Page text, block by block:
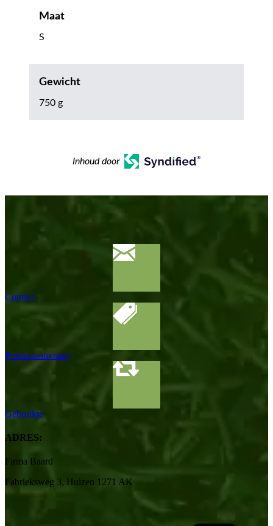
Maat
S
Gewicht
750 g
Inhoud door
Contact
Productaanvraag
Gebruikte
ADRES:
Firma Baard
Fabrieksweg 3, Huizen 1271 AK